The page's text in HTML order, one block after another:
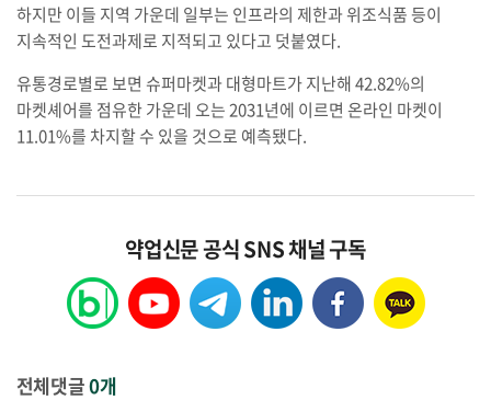
하지만 이들 지역 가운데 일부는 인프라의 제한과 위조식품 등이
지속적인 도전과제로 지적되고 있다고 덧붙였다.
유통경로별로 보면 슈퍼마켓과 대형마트가 지난해 42.82%의
마켓셰어를 점유한 가운데 오는 2031년에 이르면 온라인 마켓이
11.01%를 차지할 수 있을 것으로 예측됐다.
약업신문 공식 SNS 채널 구독
전체댓글0개